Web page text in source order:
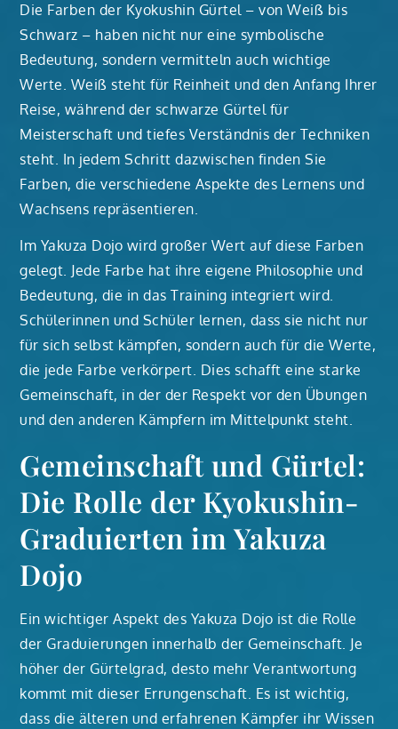
Die Farben der Kyokushin Gürtel – von Weiß bis
Schwarz – haben nicht nur eine symbolische
Bedeutung, sondern vermitteln auch wichtige
Werte. Weiß steht für Reinheit und den Anfang Ihrer
Reise, während der schwarze Gürtel für
Meisterschaft und tiefes Verständnis der Techniken
steht. In jedem Schritt dazwischen finden Sie
Farben, die verschiedene Aspekte des Lernens und
Wachsens repräsentieren.
Im Yakuza Dojo wird großer Wert auf diese Farben
gelegt. Jede Farbe hat ihre eigene Philosophie und
Bedeutung, die in das Training integriert wird.
Schülerinnen und Schüler lernen, dass sie nicht nur
für sich selbst kämpfen, sondern auch für die Werte,
die jede Farbe verkörpert. Dies schafft eine starke
Gemeinschaft, in der der Respekt vor den Übungen
und den anderen Kämpfern im Mittelpunkt steht.
Gemeinschaft und Gürtel:
Die Rolle der Kyokushin-
Graduierten im Yakuza
Dojo
Ein wichtiger Aspekt des Yakuza Dojo ist die Rolle
der Graduierungen innerhalb der Gemeinschaft. Je
höher der Gürtelgrad, desto mehr Verantwortung
kommt mit dieser Errungenschaft. Es ist wichtig,
dass die älteren und erfahrenen Kämpfer ihr Wissen